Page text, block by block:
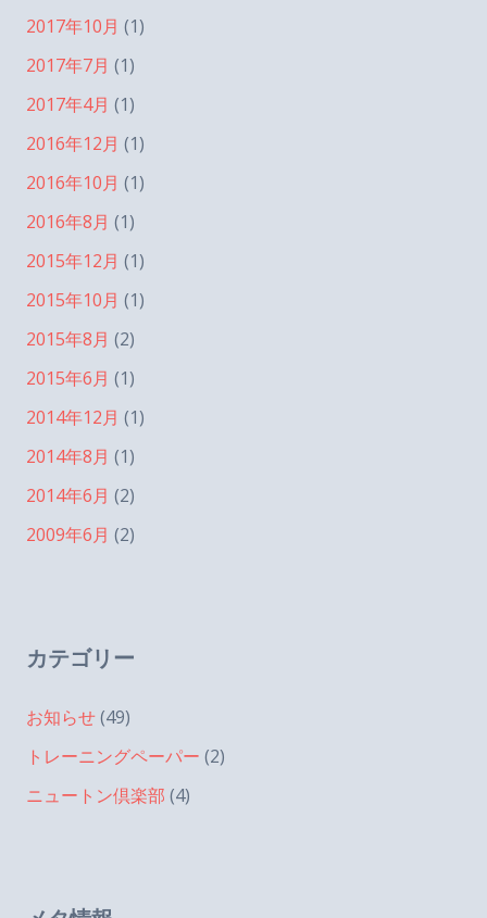
2017年10月 (1)
2017年7月 (1)
2017年4月 (1)
2016年12月 (1)
2016年10月 (1)
2016年8月 (1)
2015年12月 (1)
2015年10月 (1)
2015年8月 (2)
2015年6月 (1)
2014年12月 (1)
2014年8月 (1)
2014年6月 (2)
2009年6月 (2)
カテゴリー
お知らせ(49)
トレーニングペーパー (2)
ニュートン倶楽部 (4)